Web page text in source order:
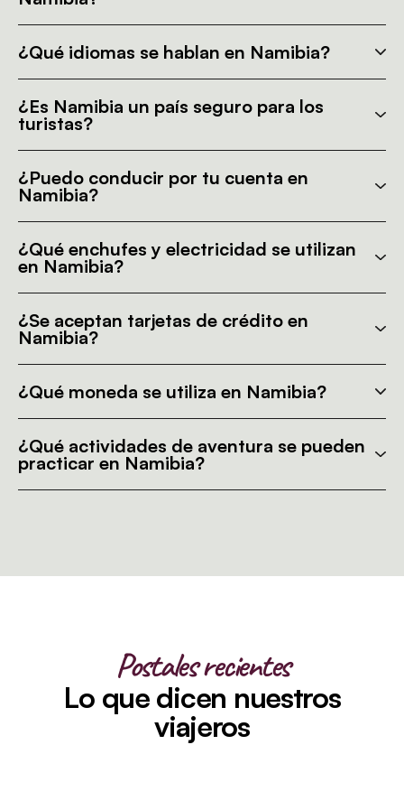
¿Qué idiomas se hablan en Namibia?
¿Es Namibia un país seguro para los
turistas?
¿Puedo conducir por tu cuenta en
Namibia?
¿Qué enchufes y electricidad se utilizan
en Namibia?
¿Se aceptan tarjetas de crédito en
Namibia?
¿Qué moneda se utiliza en Namibia?
¿Qué actividades de aventura se pueden
practicar en Namibia?
Postales recientes
Lo que dicen nuestros
viajeros